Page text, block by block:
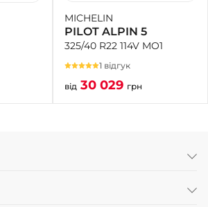
MICHELIN
PILOT ALPIN 5
325/40 R22 114V MO1
1 відгук
від 30 029 грн